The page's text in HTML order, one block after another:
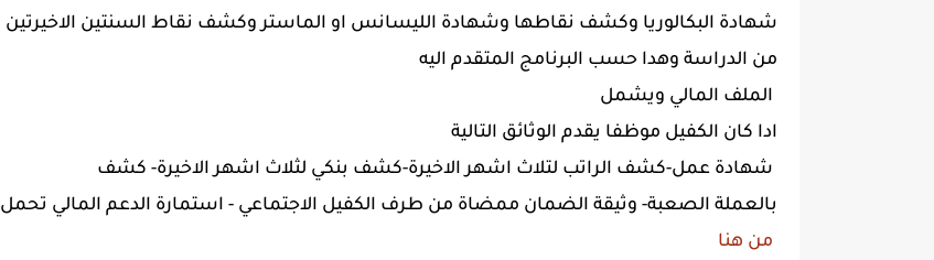
شهادة البكالوريا وكشف نقاطها وشهادة الليسانس او الماستر وكشف نقاط السنتين الاخيرتين
من الدراسة وهدا حسب البرنامج المتقدم اليه
ادا كان الكفيل موظفا يقدم الوثائق التالية
بالعملة الصعبة- وثيقة الضمان ممضاة من طرف الكفيل الاجتماعي - استمارة الدعم المالي تحمل
من هنا